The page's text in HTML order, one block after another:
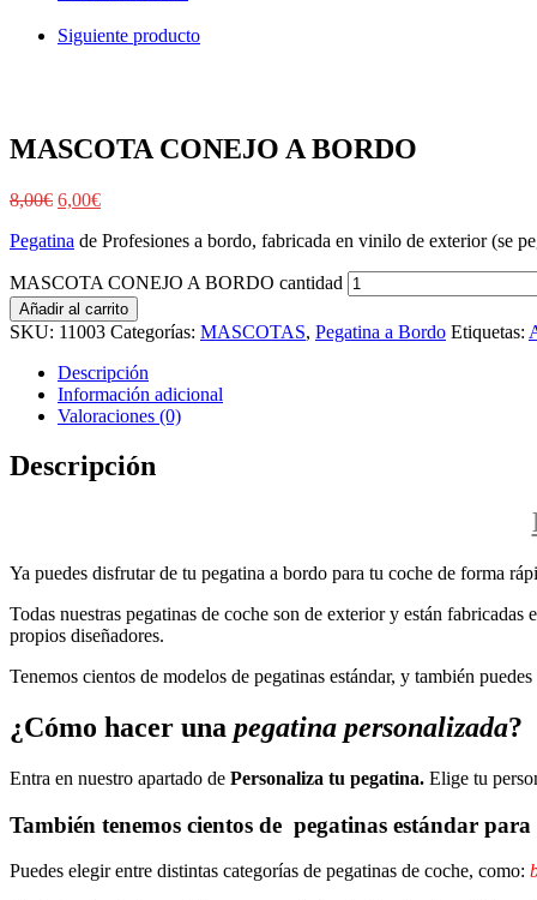
Siguiente producto
MASCOTA CONEJO A BORDO
8,00€ 6,00€
Pegatina de Profesiones a bordo, fabricada en vinilo de exterior (se
MASCOTA CONEJO A BORDO cantidad
Añadir al carrito
SKU: 11003 Categorías: MASCOTAS, Pegatina a Bordo Etiquetas:
Descripción
Información adicional
Valoraciones (0)
Descripción
Ya puedes disfrutar de tu pegatina a bordo para tu coche de forma
Todas nuestras pegatinas de coche son de exterior y están
propios diseñadores.
Tenemos cientos de modelos de pegatinas estándar, y también
¿Cómo hacer una pegatina personalizada?
Entra en nuestro apartado de Personaliza tu pegatina. Elige tu
También tenemos cientos de pegatinas estándar para
Puedes elegir entre distintas categorías de pegatinas de coche, como: